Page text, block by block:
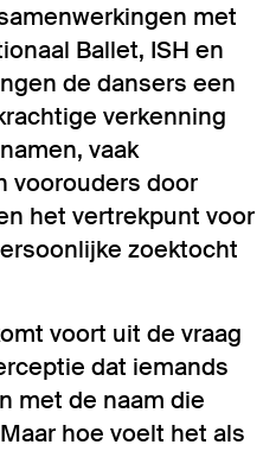
met
Ballet, ISH en
de dansers een
verkenning
vaak
voorouders door
het vertrekpunt voor
zoektocht
voort uit de vraag
dat iemands
met de naam die
hoe voelt het als